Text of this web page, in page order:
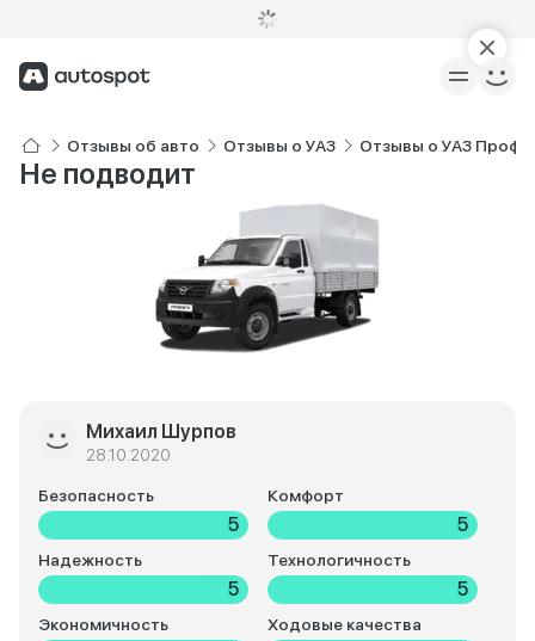
Отзывы об авто Отзывы о УАЗ Отзывы о УАЗ Профи
Не подводит
Михаил Шурпов
28.10.2020
Безопасность
5
Комфорт
5
Надежность
5
Технологичность
5
Экономичность Ходовые качества